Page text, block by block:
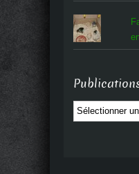
Publications
par